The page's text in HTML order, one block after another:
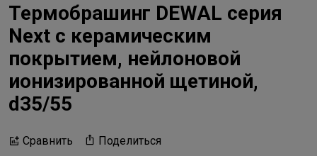
Термобрашинг DEWAL серия
Next с керамическим
покрытием, нейлоновой
ионизированной щетиной,
d35/55
Сравнить Поделиться